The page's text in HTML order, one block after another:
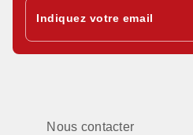
Indiquez votre email
Nous contacter